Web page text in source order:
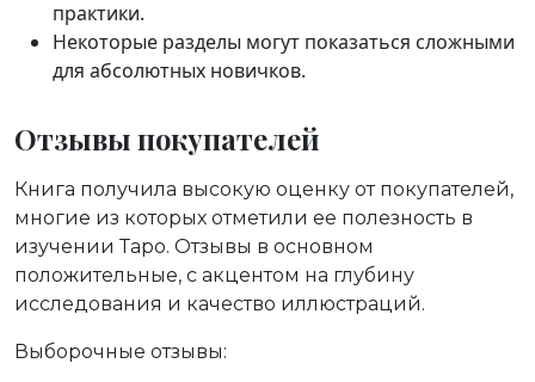
практики.
Некоторые разделы могут показаться сложными
для абсолютных новичков.
Отзывы покупателей
Книга получила высокую оценку от покупателей,
многие из которых отметили ее полезность в
изучении Таро. Отзывы в основном
положительные, с акцентом на глубину
исследования и качество иллюстраций.
Выборочные отзывы: